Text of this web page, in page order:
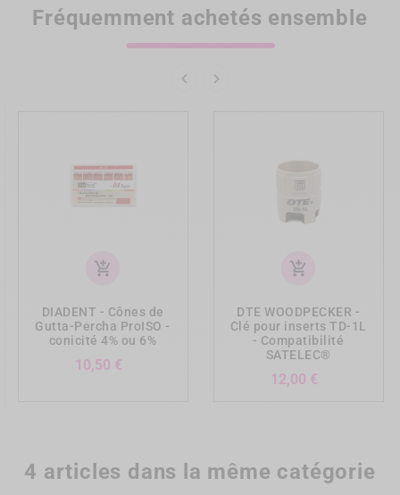
Fréquemment achetés ensemble
 
add_shopping_cart
DIADENT - Cônes de
Gutta-Percha ProISO -
conicité 4% ou 6%
10,50 €
add_shopping_cart
DTE WOODPECKER -
Clé pour inserts TD-1L
- Compatibilité
SATELEC®
12,00 €
4 articles dans la même catégorie